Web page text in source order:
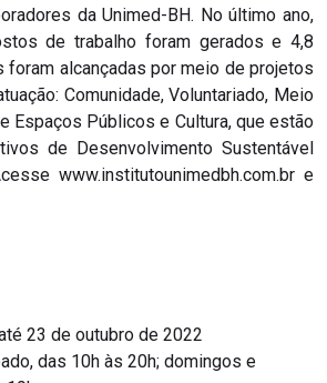
da Unimed-BH. No último ano,
de trabalho foram gerados e 4,8
alcançadas por meio de projetos
Comunidade, Voluntariado, Meio
Espaços Públicos e Cultura, que estão
de Desenvolvimento Sustentável
www.institutounimedbh.com.br e
23 de outubro de 2022
das 10h às 20h; domingos e